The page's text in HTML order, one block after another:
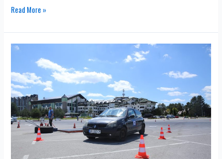
Read More »
4.
MOTORKANA
ZLATIBOR